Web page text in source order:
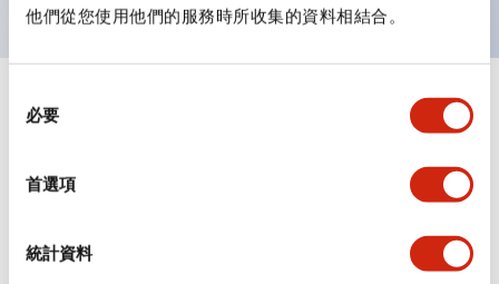
他們從您使用他們的服務時所收集的資料相結合。
必要
首選項
統計資料
規格 顯示全部 +